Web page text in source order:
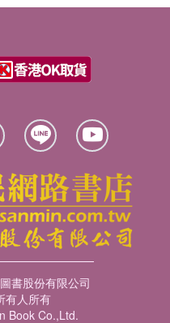
書股份有限公司
有人所有
Book Co.,Ltd.